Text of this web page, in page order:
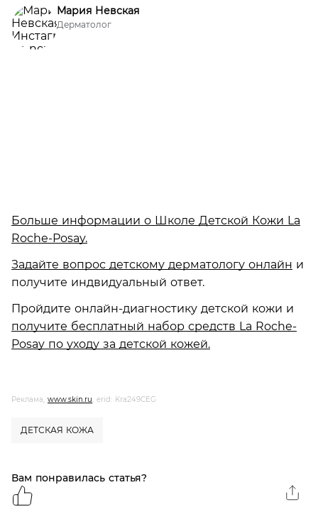
Мария Невская
Дерматолог
Больше информации о Школе Детской Кожи La
Roche-Posay.
Задайте вопрос детскому дерматологу онлайн и
получите индвидуальный ответ.
Пройдите онлайн-диагностику детской кожи и
получите бесплатный набор средств La Roche-
Posay по уходу за детской кожей.
Реклама, www.skin.ru, erid: Kra249CEG
ДЕТСКАЯ КОЖА
Вам понравилась статья?